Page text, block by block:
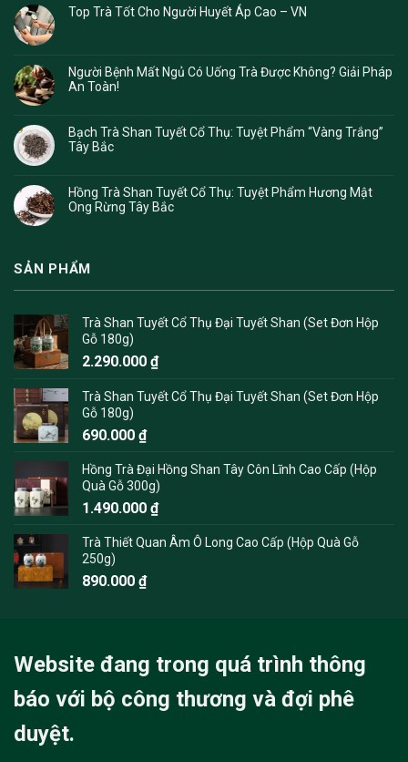
Top Trà Tốt Cho Người Huyết Áp Cao – VN
Người Bệnh Mất Ngủ Có Uống Trà Được Không? Giải Pháp
An Toàn!
Bạch Trà Shan Tuyết Cổ Thụ: Tuyệt Phẩm “Vàng Trắng”
Tây Bắc
Hồng Trà Shan Tuyết Cổ Thụ: Tuyệt Phẩm Hương Mật
Ong Rừng Tây Bắc
SẢN PHẨM
Trà Shan Tuyết Cổ Thụ Đại Tuyết Shan (Set Đơn Hộp
Gỗ 180g)
2.290.000 ₫
Trà Shan Tuyết Cổ Thụ Đại Tuyết Shan (Set Đơn Hộp
Gỗ 180g)
690.000 ₫
Hồng Trà Đại Hồng Shan Tây Côn Lĩnh Cao Cấp (Hộp
Quà Gỗ 300g)
1.490.000 ₫
Trà Thiết Quan Âm Ô Long Cao Cấp (Hộp Quà Gỗ
250g)
890.000 ₫
Website đang trong quá trình thông
báo với bộ công thương và đợi phê
duyệt.